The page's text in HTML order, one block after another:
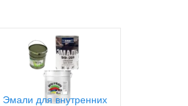
Эмали для внутренних